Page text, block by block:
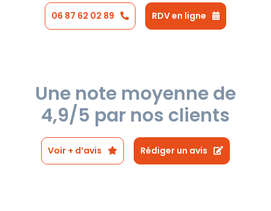
06 87 62 02 89 RDV en ligne
Une note moyenne de
4,9/5 par nos clients
Voir + d’avis Rédiger un avis